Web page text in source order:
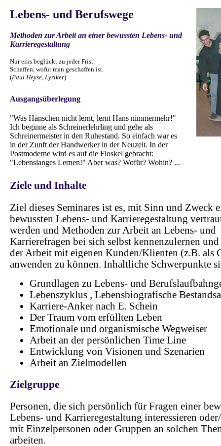
Lebens- und Berufswege
Methoden zur Arbeit an einer bewussten Lebens- und
Karrieregestaltung
Nur eins beglückt zu jeder Frist:
Schaffen, wofür man geschaffen ist.
(Paul Heyse, Lyriker)
Ausgangsüberlegung
"Was Hänschen nicht lernt, lernt Hans nimmermehr!"
Ich beginne als Schreinerlehrling und gehe als
Schreinermeister in den Ruhestand. So einfach war es
in der Zunft der Handwerker in der Neuzeit. In der
Postmoderne wird es auf die Floskel gebracht:
"Lebenslanges Lernen!" Aber was? Wofür? Wohin? ...
Ziele und Inhalte
Ziel dieses Seminares ist es, mit Sinn und Zweck
bewussten Lebens- und Karrieregestaltung
werden und Methoden zur Arbeit an Lebens- und
Karrierefragen bei sich selbst kennenzulernen
der Arbeit mit eigenen Kunden/Klienten (z.B. als
anwenden zu können. Inhaltliche Schwerpunkte
Grundlagen zu Lebens- und
Lebenszyklus , Lebensbiografische
Karriere-Anker nach E. Schein
Der Traum vom erfüllten Leben
Emotionale und organismische Wegweiser
Arbeit an der persönlichen Time Line
Entwicklung von Visionen und Szenarien
Arbeit an Zielmodellen
Zielgruppe
Personen, die sich persönlich für Fragen einer
Lebens- und Karrieregestaltung interessieren
mit Einzelpersonen oder Gruppen an solchen
arbeiten.